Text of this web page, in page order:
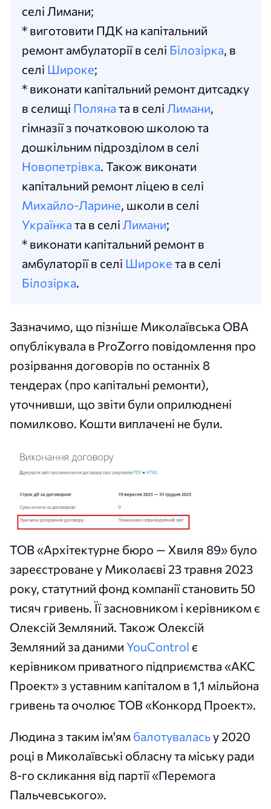
селі Лимани;
* виготовити ПДК на капітальний
ремонт амбулаторії в селі Білозірка, в
селі Широке;
* виконати капітальний ремонт дитсадку
в селищі Поляна та в селі Лимани,
гімназії з початковою школою та
дошкільним підрозділом в селі
Новопетрівка. Також виконати
капітальний ремонт ліцею в селі
Михайло-Ларине, школи в селі
Українка та в селі Лимани;
* виконати капітальний ремонт в
амбулаторії в селі Широке та в селі
Білозірка.
Зазначимо, що пізніше Миколаївська ОВА
опублікувала в ProZorro повідомлення про
розірвання договорів по останніх 8
тендерах (про капітальні ремонти),
уточнивши, що звіти були оприлюднені
помилково. Кошти виплачені не були.
ТОВ «Архітектурне бюро — Хвиля 89» було
зареєстроване у Миколаєві 23 травня 2023
року, статутний фонд компанії становить 50
тисяч гривень. Її засновником і керівником є
Олексій Земляний. Також Олексій
Земляний за даними YouControl є
керівником приватного підприємства «АКС
Проект» з уставним капіталом в 1,1 мільйона
гривень та очолює ТОВ «Конкорд Проект».
Людина з таким ім'ям балотуваласьу 2020
році в Миколаївські обласну та міську ради
8-го скликання від партії «Перемога
Пальчевського».